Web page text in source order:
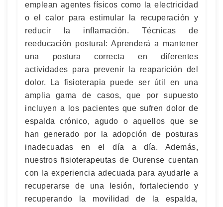
emplean agentes físicos como la electricidad
o el calor para estimular la recuperación y
reducir la inflamación. Técnicas de
reeducación postural: Aprenderá a mantener
una postura correcta en diferentes
actividades para prevenir la reaparición del
dolor. La fisioterapia puede ser útil en una
amplia gama de casos, que por supuesto
incluyen a los pacientes que sufren dolor de
espalda crónico, agudo o aquellos que se
han generado por la adopción de posturas
inadecuadas en el día a día. Además,
nuestros fisioterapeutas de Ourense cuentan
con la experiencia adecuada para ayudarle a
recuperarse de una lesión, fortaleciendo y
recuperando la movilidad de la espalda,